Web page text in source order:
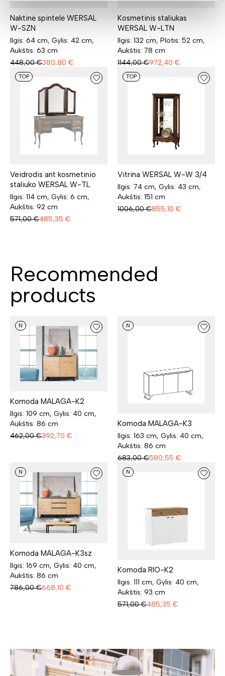
Naktinė spintelė WERSAL
W-SZN
Ilgis: 64 cm, Gylis: 42 cm,
Aukštis: 63 cm
448,00 €380,80 €
Kosmetinis staliukas
WERSAL W-LTN
Ilgis: 132 cm, Plotis: 52 cm,
Aukštis: 78 cm
1144,00 €972,40 €
TOP
Veidrodis ant kosmetinio
staliuko WERSAL W-TL
Ilgis: 114 cm, Gylis: 6 cm,
Aukštis: 92 cm
571,00 €485,35 €
TOP
Vitrina WERSAL W-W 3/4
Ilgis: 74 cm, Gylis: 43 cm,
Aukštis: 151 cm
1006,00 €855,10 €
Recommended
products
N
Komoda MALAGA-K2
Ilgis: 109 cm, Gylis: 40 cm,
Aukštis: 86 cm
462,00 €392,70 €
N
Komoda MALAGA-K3
Ilgis: 163 cm, Gylis: 40 cm,
Aukštis: 86 cm
683,00 €580,55 €
N
Komoda MALAGA-K3sz
Ilgis: 169 cm, Gylis: 40 cm,
Aukštis: 86 cm
786,00 €668,10 €
N
Komoda RIO-K2
Ilgis: 111 cm, Gylis: 40 cm,
Aukštis: 93 cm
571,00 €485,35 €